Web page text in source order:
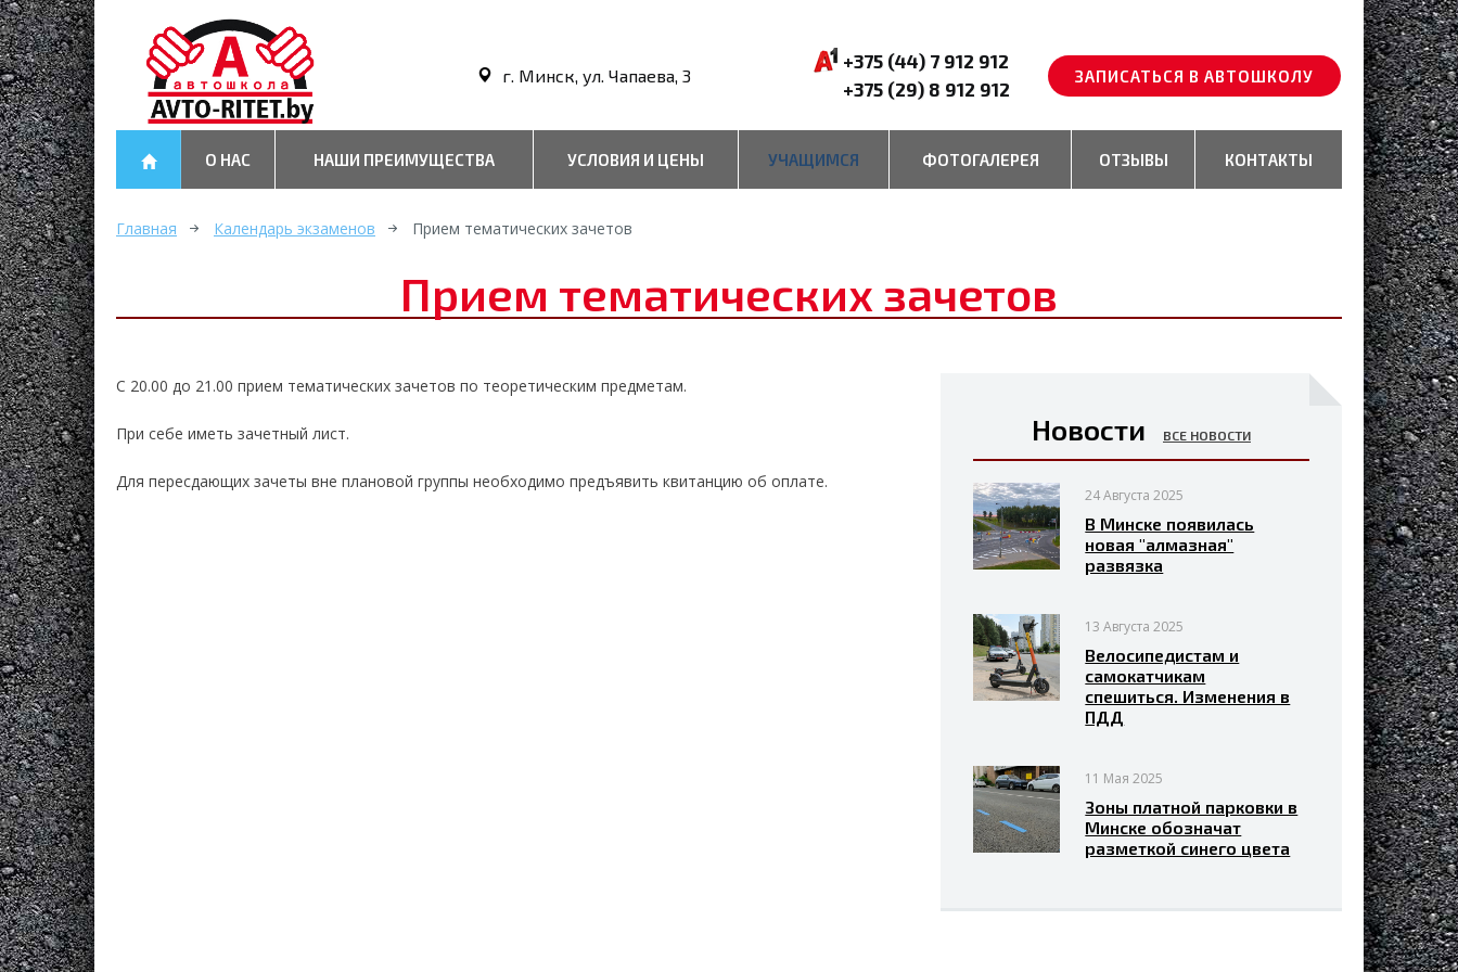
г. Минск, ул. Чапаева, 3
+375 (44) 7 912 912
+375 (29) 8 912 912
ЗАПИСАТЬСЯ В АВТОШКОЛУ
О НАС НАШИ ПРЕИМУЩЕСТВА УСЛОВИЯ И ЦЕНЫ УЧАЩИМСЯ ФОТОГАЛЕРЕЯ ОТЗЫВЫ КОНТАКТЫ
Главная Календарь экзаменов Прием тематических зачетов
Прием тематических зачетов
С 20.00 до 21.00 прием тематических зачетов по теоретическим предметам.
При себе иметь зачетный лист.
Для пересдающих зачеты вне плановой группы необходимо предъявить квитанцию об оплате.
Новости ВСЕ НОВОСТИ
24 Августа 2025
В Минске появилась
новая "алмазная"
развязка
13 Августа 2025
Велосипедистам и
самокатчикам
спешиться. Изменения в
ПДД
11 Мая 2025
Зоны платной парковки в
Минске обозначат
разметкой синего цвета